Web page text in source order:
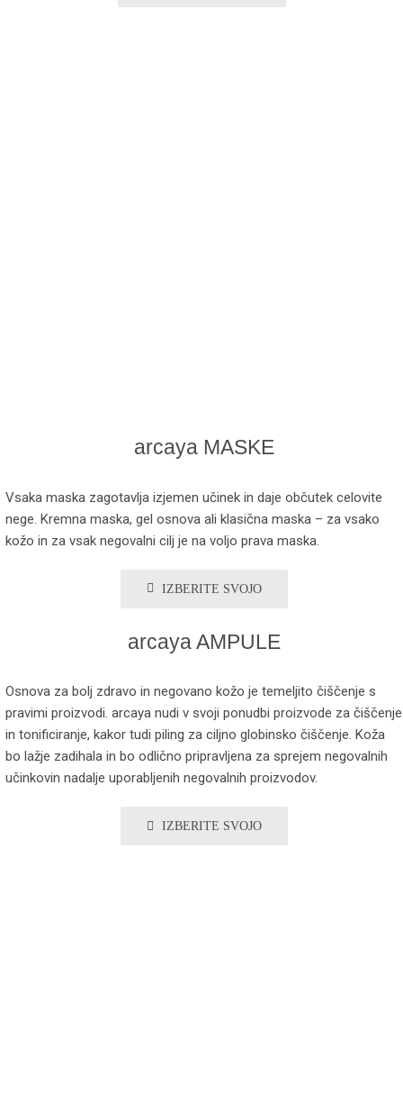
arcaya MASKE
Vsaka maska zagotavlja izjemen učinek in daje občutek celovite
nege. Kremna maska, gel osnova ali klasična maska – za vsako
kožo in za vsak negovalni cilj je na voljo prava maska.
IZBERITE SVOJO
arcaya AMPULE
Osnova za bolj zdravo in negovano kožo je temeljito čiščenje s
pravimi proizvodi. arcaya nudi v svoji ponudbi proizvode za čiščenje
in tonificiranje, kakor tudi piling za ciljno globinsko čiščenje. Koža
bo lažje zadihala in bo odlično pripravljena za sprejem negovalnih
učinkovin nadalje uporabljenih negovalnih proizvodov.
IZBERITE SVOJO